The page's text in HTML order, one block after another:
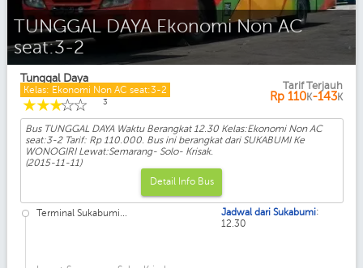
TUNGGAL DAYA Eksekutif AC seat:2-2
Tunggal Daya
Kelas: Ekonomi Non AC seat:3-2
☆
☆
☆
☆
☆ 3
Tarif Terjauh
Rp 110K-143K
Bus TUNGGAL DAYA Waktu Berangkat 12.30 Kelas:Ekonomi Non AC
seat:3-2 Tarif: Rp 110.000. Bus ini berangkat dari SUKABUMI Ke
WONOGIRI Lewat:Semarang- Solo- Krisak.
(2015-11-11)
Detail Info Bus
Terminal Sukabumi... Jadwal dari Sukabumi:
12.30